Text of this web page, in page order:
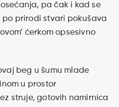
pa čak i kad se
po prirodi stvari pokušava
ćerkom opsesivno
beg u šumu mlade
u prostor
struje, gotovih namirnica